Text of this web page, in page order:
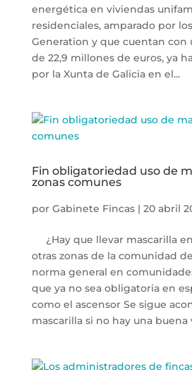
energética en viviendas
residenciales, amparado por
Generation y que cuentan con
de 22,9 millones de euros, ya
por la Xunta de Galicia en el...
Fin obligatoriedad uso de
zonas comunes
por Gabinete Fincas| 20 abril
¿Hay que llevar mascarilla
otras zonas de la comunidad
norma general en
que ya no sea obligatoria en
como el ascensor Se sigue
mascarilla si no hay una buena